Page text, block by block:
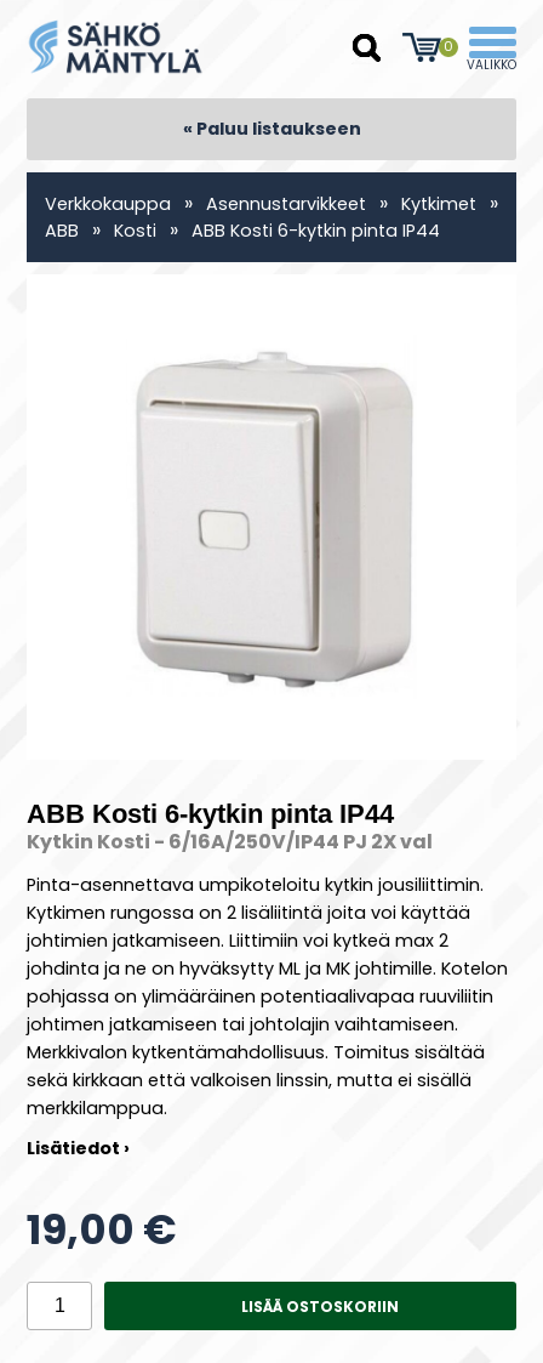
0
« Paluu listaukseen
Verkkokauppa » Asennustarvikkeet » Kytkimet »
ABB » Kosti » ABB Kosti 6-kytkin pinta IP44
ABB Kosti 6-kytkin pinta IP44
Kytkin Kosti - 6/16A/250V/IP44 PJ 2X val
Pinta-asennettava umpikoteloitu kytkin jousiliittimin.
Kytkimen rungossa on 2 lisäliitintä joita voi käyttää
johtimien jatkamiseen. Liittimiin voi kytkeä max 2
johdinta ja ne on hyväksytty ML ja MK johtimille. Kotelon
pohjassa on ylimääräinen potentiaalivapaa ruuviliitin
johtimen jatkamiseen tai johtolajin vaihtamiseen.
Merkkivalon kytkentämahdollisuus. Toimitus sisältää
sekä kirkkaan että valkoisen linssin, mutta ei sisällä
merkkilamppua.
Lisätiedot ›
19,00 €
LISÄÄ OSTOSKORIIN